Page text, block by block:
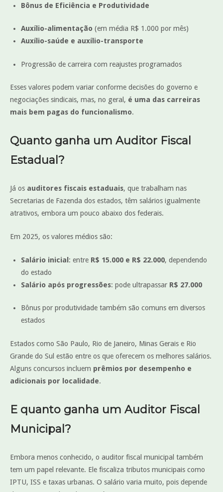
Bônus de Eficiência e Produtividade
Auxílio-alimentação (em média R$ 1.000 por mês)
Auxílio-saúde e auxílio-transporte
Progressão de carreira com reajustes programados
Esses valores podem variar conforme decisões do governo e
negociações sindicais, mas, no geral, é uma das carreiras
mais bem pagas do funcionalismo.
Quanto ganha um Auditor Fiscal
Estadual?
Já os auditores fiscais estaduais, que trabalham nas
Secretarias de Fazenda dos estados, têm salários igualmente
atrativos, embora um pouco abaixo dos federais.
Em 2025, os valores médios são:
Salário inicial: entre R$ 15.000 e R$ 22.000, dependendo
do estado
Salário após progressões: pode ultrapassar R$ 27.000
Bônus por produtividade também são comuns em diversos
estados
Estados como São Paulo, Rio de Janeiro, Minas Gerais e Rio
Grande do Sul estão entre os que oferecem os melhores salários.
Alguns concursos incluem prêmios por desempenho e
adicionais por localidade.
E quanto ganha um Auditor Fiscal
Municipal?
Embora menos conhecido, o auditor fiscal municipal também
tem um papel relevante. Ele fiscaliza tributos municipais como
IPTU, ISS e taxas urbanas. O salário varia muito, pois depende